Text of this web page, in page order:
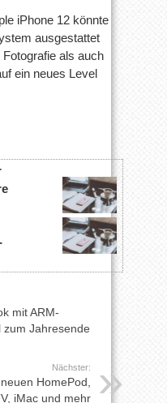
iPhone 12 könnte
ausgestattet
als auch
ein neues Level
mit ARM-
zum Jahresende
Nächster:
HomePod,
iMac und mehr